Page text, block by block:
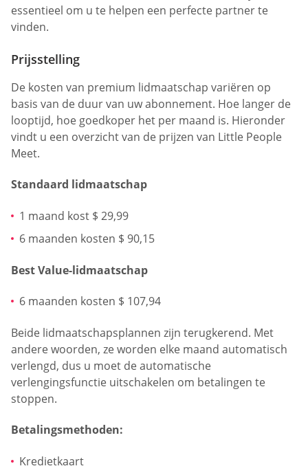
essentieel om u te helpen een perfecte partner te
vinden.
Prijsstelling
De kosten van premium lidmaatschap variëren op
basis van de duur van uw abonnement. Hoe langer de
looptijd, hoe goedkoper het per maand is. Hieronder
vindt u een overzicht van de prijzen van Little People
Meet.
Standaard lidmaatschap
1 maand kost $ 29,99
6 maanden kosten $ 90,15
Best Value-lidmaatschap
6 maanden kosten $ 107,94
Beide lidmaatschapsplannen zijn terugkerend. Met
andere woorden, ze worden elke maand automatisch
verlengd, dus u moet de automatische
verlengingsfunctie uitschakelen om betalingen te
stoppen.
Betalingsmethoden:
Kredietkaart